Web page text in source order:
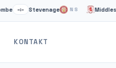
Stevenage NS Middlesbrough
KONTAKT